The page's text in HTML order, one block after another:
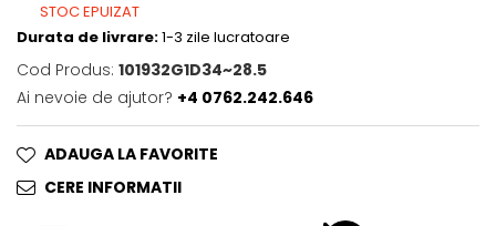
STOC EPUIZAT
Durata de livrare:1-3 zile lucratoare
Cod Produs: 101932G1D34~28.5
Ai nevoie de ajutor? +4 0762.242.646
ADAUGA LA FAVORITE
CERE INFORMATII